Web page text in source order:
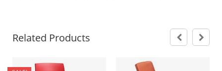
Related Products